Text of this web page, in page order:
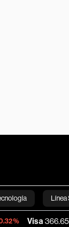
Línea
English
366.65 -0.51%